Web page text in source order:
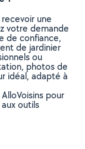
une
votre demande
de confiance,
de jardinier
ou
photos de
idéal, adapté à
pour
outils